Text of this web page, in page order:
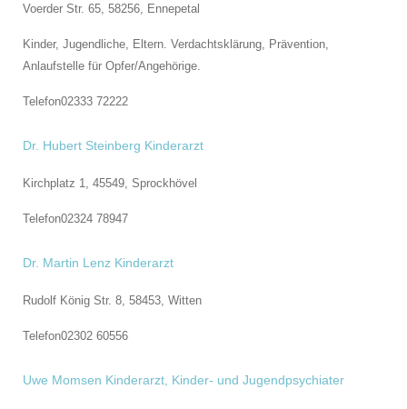
Voerder Str. 65, 58256, Ennepetal
Kinder, Jugendliche, Eltern. Verdachtsklärung, Prävention,
Anlaufstelle für Opfer/Angehörige.
Telefon02333 72222
Dr. Hubert Steinberg Kinderarzt
Kirchplatz 1, 45549, Sprockhövel
Telefon02324 78947
Dr. Martin Lenz Kinderarzt
Rudolf König Str. 8, 58453, Witten
Telefon02302 60556
Uwe Momsen Kinderarzt, Kinder- und Jugendpsychiater